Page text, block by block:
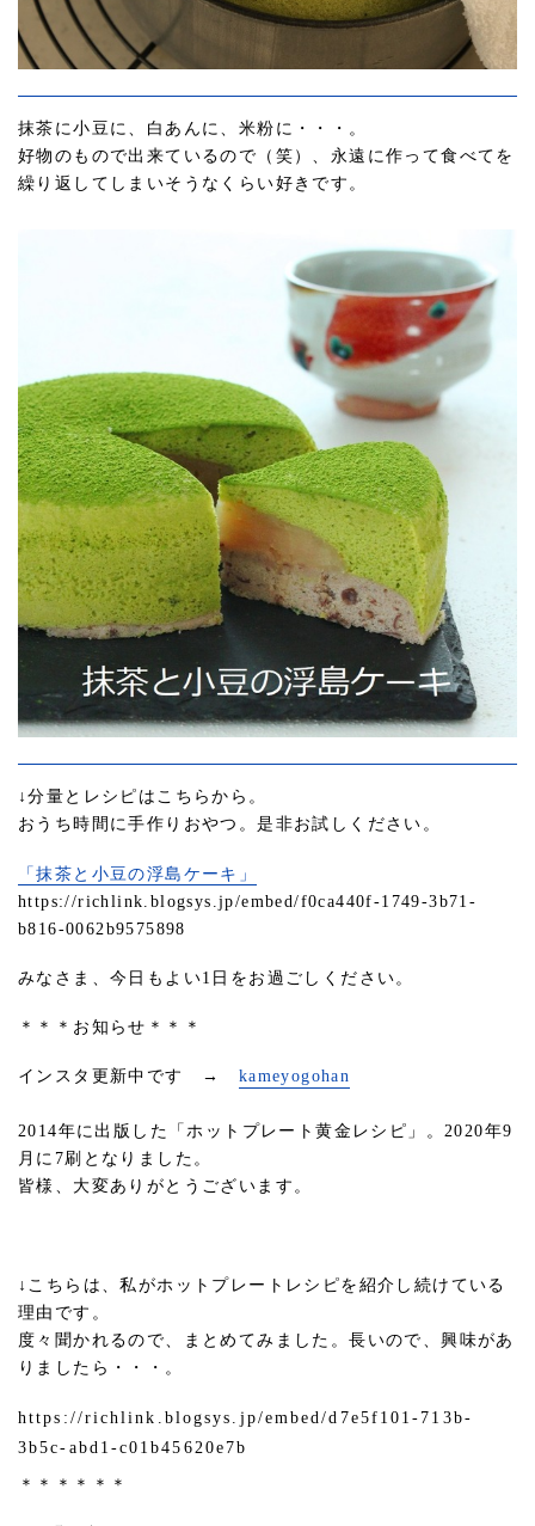
抹茶に小豆に、白あんに、米粉に・・・。
好物のもので出来ているので（笑）、永遠に作って食べてを
繰り返してしまいそうなくらい好きです。
↓分量とレシピはこちらから。
おうち時間に手作りおやつ。是非お試しください。
「抹茶と小豆の浮島ケーキ」
https://richlink.blogsys.jp/embed/f0ca440f-1749-3b71-
b816-0062b9575898
みなさま、今日もよい1日をお過ごしください。
＊＊＊お知らせ＊＊＊
インスタ更新中です → kameyogohan
2014年に出版した「ホットプレート黄金レシピ」。2020年9
月に7刷となりました。
皆様、大変ありがとうございます。
↓こちらは、私がホットプレートレシピを紹介し続けている
理由です。
度々聞かれるので、まとめてみました。長いので、興味があ
りましたら・・・。
https://richlink.blogsys.jp/embed/d7e5f101-713b-
3b5c-abd1-c01b45620e7b
＊＊＊＊＊＊